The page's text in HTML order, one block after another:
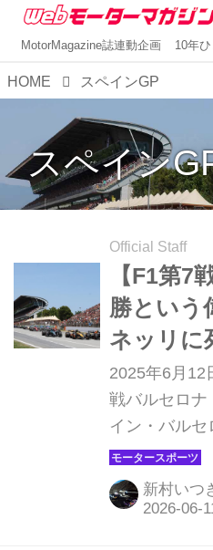
MotorMagazine誌連動企画 10年
HOME スペインGP
スペイン
Official Staff
【F1第7
勝という
ネッリに
ルセロナ
プレビュ
2025年6月12
戦バルセロナ
イン・バル
ロニア・サー
から「スペイ
開催されるマ
新村いつ